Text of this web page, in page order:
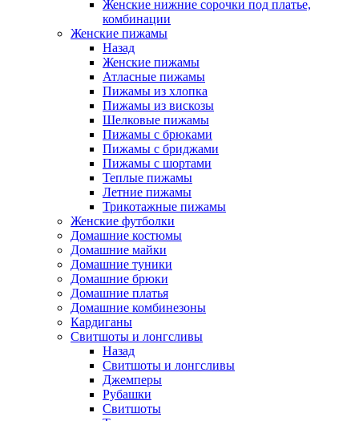
Женские нижние сорочки под платье,
комбинации
Женские пижамы
Назад
Женские пижамы
Атласные пижамы
Пижамы из хлопка
Пижамы из вискозы
Шелковые пижамы
Пижамы с брюками
Пижамы с бриджами
Пижамы с шортами
Теплые пижамы
Летние пижамы
Трикотажные пижамы
Женские футболки
Домашние костюмы
Домашние майки
Домашние туники
Домашние брюки
Домашние платья
Домашние комбинезоны
Кардиганы
Свитшоты и лонгсливы
Назад
Свитшоты и лонгсливы
Джемперы
Рубашки
Свитшоты